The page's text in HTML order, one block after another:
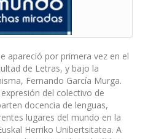
apareció por primera vez en el
de Letras, y bajo la
Fernando García Murga.
del colectivo de
docencia de lenguas,
lugares del mundo en la
Herriko Unibertsitatea. A